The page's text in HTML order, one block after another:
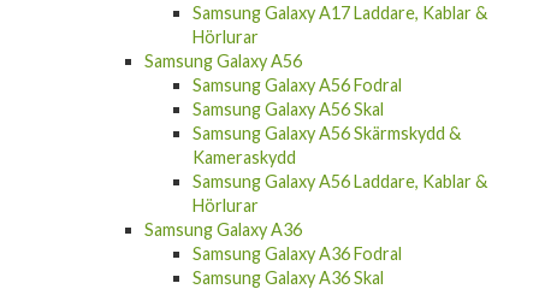
Samsung Galaxy A17 Laddare, Kablar &
Hörlurar
Samsung Galaxy A56
Samsung Galaxy A56 Fodral
Samsung Galaxy A56 Skal
Samsung Galaxy A56 Skärmskydd &
Kameraskydd
Samsung Galaxy A56 Laddare, Kablar &
Hörlurar
Samsung Galaxy A36
Samsung Galaxy A36 Fodral
Samsung Galaxy A36 Skal